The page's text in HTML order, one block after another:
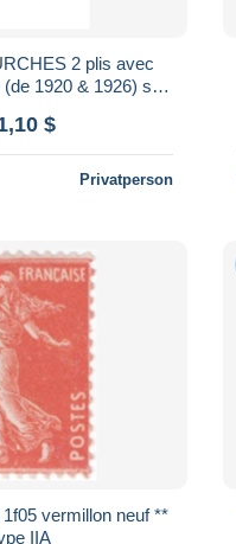
2 plis avec
1920 & 1926) s/
$
Privatperson
vermillon neuf **
IIA